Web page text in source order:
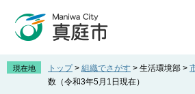
先
を 現在地 トップ > 組織でさがす > 生活環境部 >
数（令和3年5月1日現在）